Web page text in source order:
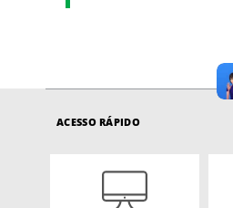
ACESSO RÁPIDO